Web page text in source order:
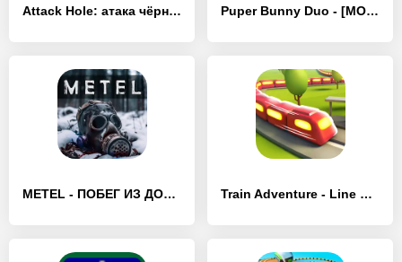
Attack Hole: атака чёрной дыры - [MOD Бесконечные монеты] Puper Bunny Duo - [MOD Бесконечные монеты]
METEL - ПОБЕГ ИЗ ДОМА МАНЬЯКА - [MOD Бесконечные монеты] Train Adventure - Line Game - [MOD Бесконечные монеты]